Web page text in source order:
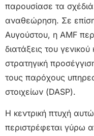
παρουσίασε τα σχέδιά
αναθεώρηση. Σε
Αυγούστου, η AMF
διατάξεις του
στρατηγική
τους παρόχους
στοιχείων (DASP).
Η κεντρική πτυχή
περιστρέφεται γύρω